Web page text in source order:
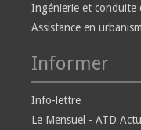
Ingénierie et conduite
Assistance en
Informer
Info-lettre
Le Mensuel - ATD